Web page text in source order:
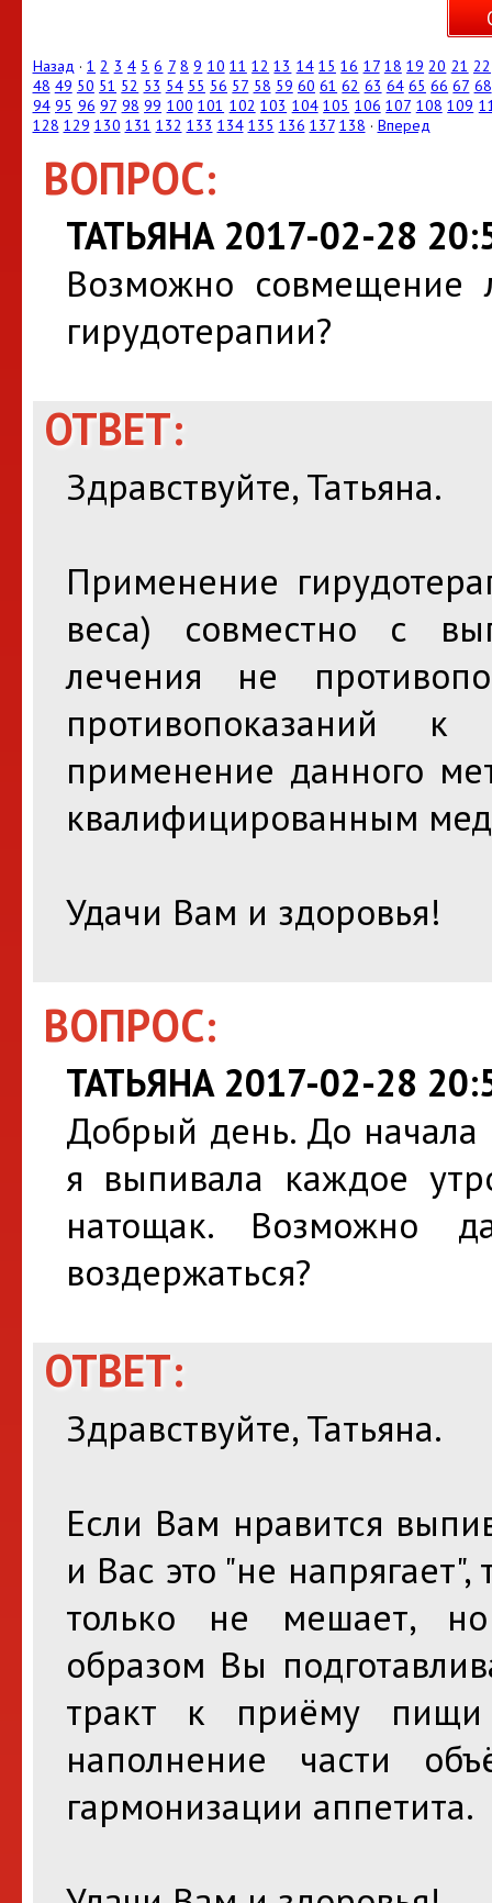
Назад ·1 2 3 4 5 6 7 8 9 10 11 12 13 14 15 16 17 18 19 20 21 22
48 49 50 51 52 53 54 55 56 57 58 59 60 61 62 63 64 65 66 67 68
94 95 96 97 98 99 100 101 102 103 104 105 106 107 108 109
128 129 130 131 132 133 134 135 136 137 138 · Вперед
ВОПРОС:
ТАТЬЯНА 2017-02-28
Возможно
гирудотерапии?
ОТВЕТ:
Здравствуйте, Татьяна.
Применение
веса) совместно с
лечения не
противопоказаний
применение данного
квалифицированным
Удачи Вам и здоровья!
ВОПРОС:
ТАТЬЯНА 2017-02-28
Добрый день. До
я выпивала каждое
натощак. Возможно
воздержаться?
ОТВЕТ:
Здравствуйте, Татьяна.
Если Вам нравится
и Вас это "не
только не мешает, но
образом Вы
тракт к приёму пищи
наполнение части
гармонизации аппетита.